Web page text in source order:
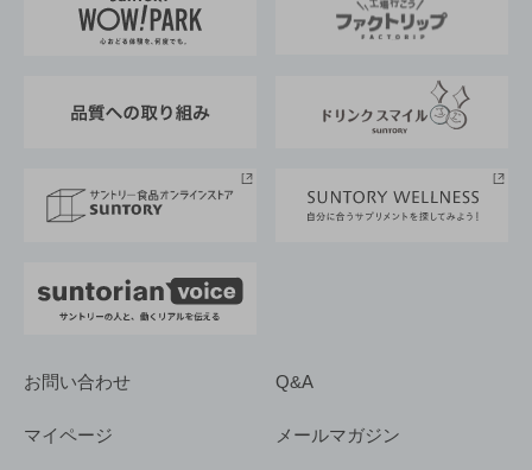
地域情報
サントリーサンバーズ大阪
サントリーが考えるサステナビリティ経営
企業概要
採用情報
お問い合わせ Q&A
マイページ メールマガジン